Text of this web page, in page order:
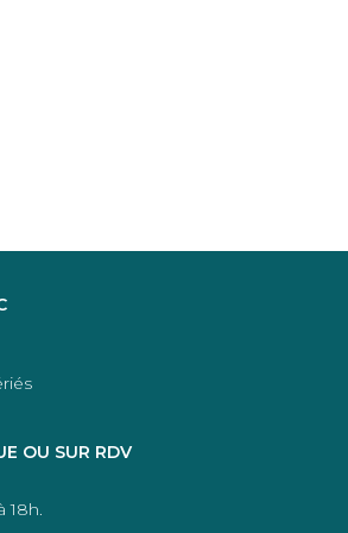
OU SUR RDV
18h.